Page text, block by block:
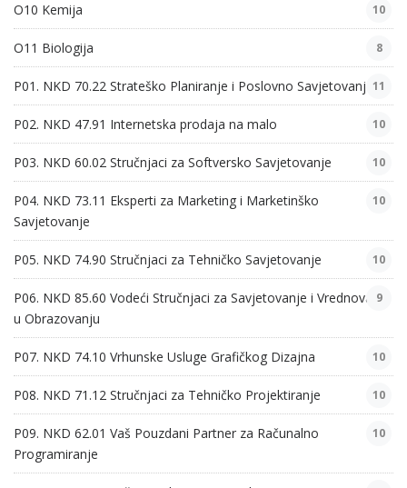
O10 Kemija 10
O11 Biologija 8
P01. NKD 70.22 Strateško Planiranje i Poslovno Savjetovanje11
P02. NKD 47.91 Internetska prodaja na malo 10
P03. NKD 60.02 Stručnjaci za Softversko Savjetovanje 10
P04. NKD 73.11 Eksperti za Marketing i Marketinško
Savjetovanje
10
P05. NKD 74.90 Stručnjaci za Tehničko Savjetovanje 10
P06. NKD 85.60 Vodeći Stručnjaci za Savjetovanje i Vrednovanje
u Obrazovanju
9
P07. NKD 74.10 Vrhunske Usluge Grafičkog Dizajna 10
P08. NKD 71.12 Stručnjaci za Tehničko Projektiranje 10
P09. NKD 62.01 Vaš Pouzdani Partner za Računalno
Programiranje
10